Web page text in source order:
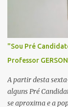
"Sou Pré
Professor
A partir desta
alguns Pré
se aproxima e a